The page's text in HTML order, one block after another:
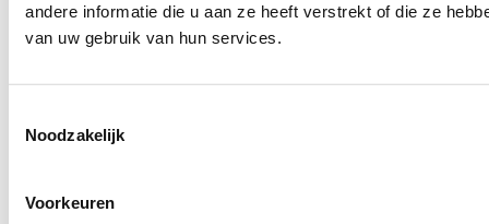
andere informatie die u aan ze heeft verstrekt of die ze
van uw gebruik van hun services.
Noodzakelijk
Voorkeuren